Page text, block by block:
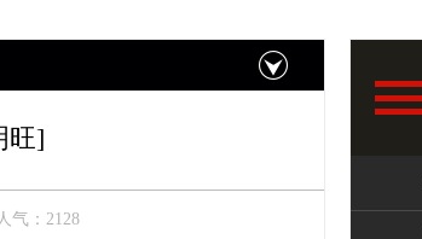
旺]
气： 2128